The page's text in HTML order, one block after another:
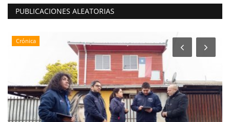
PUBLICACIONES ALEATORIAS
Crónica